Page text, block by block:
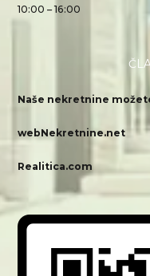
10:00 – 16:00
Naše nekretnine
webNekretnine.net
Realitica.com